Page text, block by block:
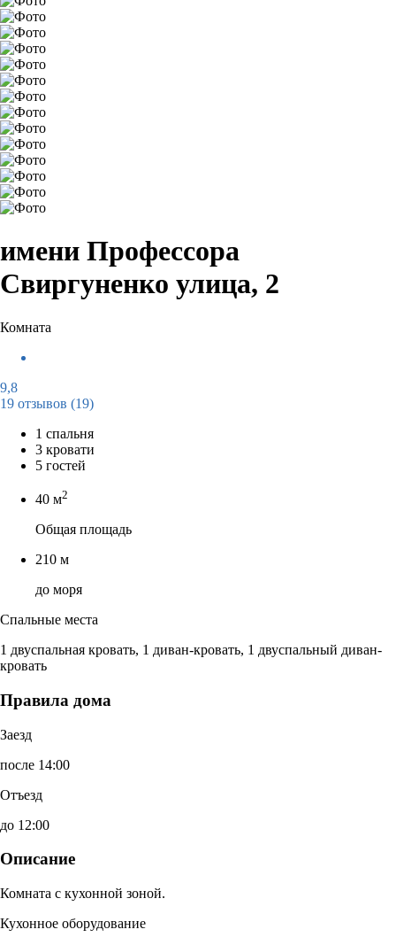
имени Профессора
Свиргуненко улица, 2
Комната
9,8
19 отзывов (19)
1 спальня
3 кровати
5 гостей
40 м2
Общая площадь
210 м
до моря
Спальные места
1 двуспальная кровать, 1 диван-кровать, 1 двуспальный диван-
кровать
Правила дома
Заезд
после 14:00
Отъезд
до 12:00
Описание
Комната с кухонной зоной.
Кухонное оборудование